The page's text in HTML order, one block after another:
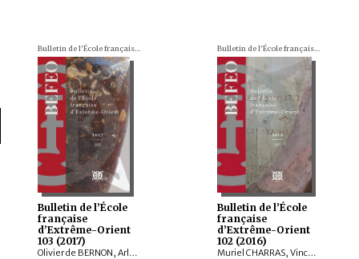
Bulletin de l'École française d'Extrême-Orient (BEFEO)
Bulletin de l’École
française
d’Extrême-Orient
103 (2017)
Olivier de BERNON, Arlo GRIFFITHS, Andrew OLLET, Bob HUDSON, Marc MIYAKE, Julian K. WHEATLEY, Jiří JÁKL, Tom HOOGERVORST, Jennifer L. GAYNOR, Nathan W. HILL, ZHAO Bing, Louise Allison CORT, Armand DESBAT, Béatrice WISNIEWSKI, WONG Sharon Wai-Yee, QIN Dashu, CHANG Jung Jung, YU Shan, HE Mengying, Alastair GORNALL, Hermann KULKE
Bulletin de l'École française d'Extrême-Orient (BEFEO)
Bulletin de l’École
française
d’Extrême-Orient
102 (2016)
Muriel CHARRAS, Vincent TOURNIER, Roderich PTAK, Arlo GRIFFITHS, Jiří JÁKL, Hugo DAVID, Annabel Teh GALLOP, Amandine LEPOUTRE, Chiara BOCCI, Stefan BAUMS, Ingo STRAUCH, Kei KATAOKA, Mattia SALVINI, Péter-Dániel SZÁNTÓ, Andrea ACRI